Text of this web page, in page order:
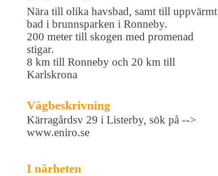
Nära till olika havsbad, samt till uppvärmt
bad i brunnsparken i Ronneby.
200 meter till skogen med promenad
stigar.
8 km till Ronneby och 20 km till
Karlskrona
Vägbeskrivning
Kärragårdsv 29 i Listerby, sök på -->
www.eniro.se
I närheten